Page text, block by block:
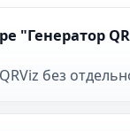
"Генератор
без